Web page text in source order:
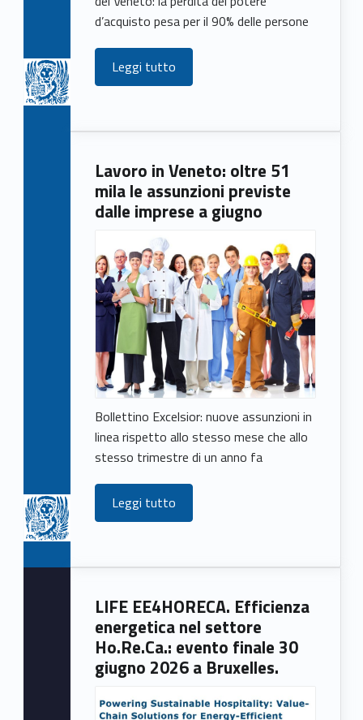
d’acquisto pesa per il 90% delle persone
Leggi tutto
Lavoro in Veneto: oltre 51
mila le assunzioni previste
dalle imprese a giugno
Bollettino Excelsior: nuove assunzioni in
linea rispetto allo stesso mese che allo
stesso trimestre di un anno fa
Leggi tutto
LIFE EE4HORECA. Efficienza
energetica nel settore
Ho.Re.Ca.: evento finale 30
giugno 2026 a Bruxelles.